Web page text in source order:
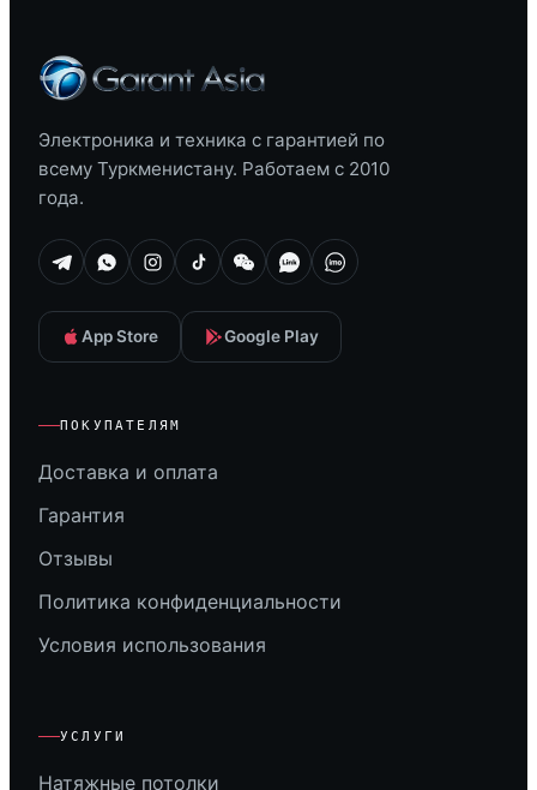
Электроника и техника с гарантией по
всему Туркменистану. Работаем с 2010
года.
App Store Google Play
ПОКУПАТЕЛЯМ
Доставка и оплата
Гарантия
Отзывы
Политика конфиденциальности
Условия использования
УСЛУГИ
Натяжные потолки